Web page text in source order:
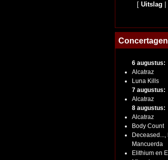
[Uitslag
6 augustus:
Alcatraz
Luna Kills
7 augustus:
Alcatraz
8 augustus:
Alcatraz
Body Count
Mancuerda
Elithium en